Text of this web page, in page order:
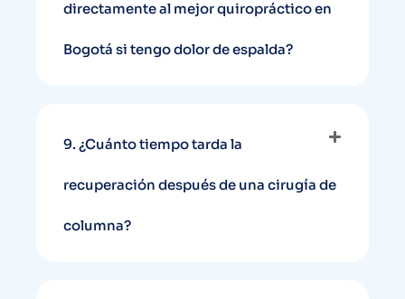
directamente al mejor quiropráctico en
Bogotá si tengo dolor de espalda?
9. ¿Cuánto tiempo tarda la
recuperación después de una cirugía de
columna?